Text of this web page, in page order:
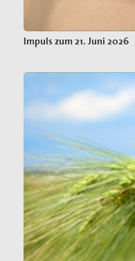
Impuls zum 21. Juni 2026